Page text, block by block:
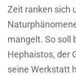
Zeit ranken sich
mangelt. So soll
Hephaistos, der
seine Werkstatt